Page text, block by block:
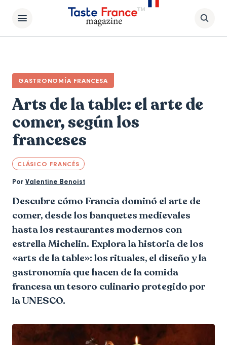
GASTRONOMÍA FRANCESA
Arts de la table: el arte de
comer, según los
franceses
CLÁSICO FRANCÉS
Por Valentine Benoist
Descubre cómo Francia dominó el arte de
comer, desde los banquetes medievales
hasta los restaurantes modernos con
estrella Michelin. Explora la historia de los
«arts de la table»: los rituales, el diseño y la
gastronomía que hacen de la comida
francesa un tesoro culinario protegido por
la UNESCO.